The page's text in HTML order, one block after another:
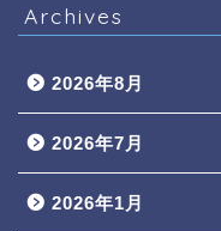
Archives
2026年8月
2026年7月
2026年1月